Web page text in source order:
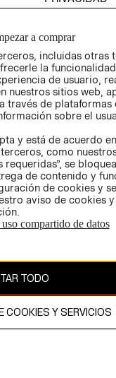
AVISO DE
COOKIES
LIBRO DE
por copyright y es
a comprar
incluidas otras
la
de usuario,
nuestros sitios web,
través de plataformas
sobre el
y está de acuerdo
como
se
de contenido y
de cookies y
aviso de cookies
compartido de datos
TODO
COOKIES Y SERVICIOS